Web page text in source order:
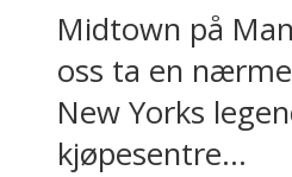
Midtown på
oss ta en
New Yorks
kjøpesentre...